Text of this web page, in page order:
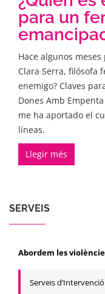
SERVEIS
Abordem les
Serveis
para un
Hace algunos
Clara Serra, filósofa
enemigo? Claves
Dones Amb
me ha aportado el
líneas.
Llegir més